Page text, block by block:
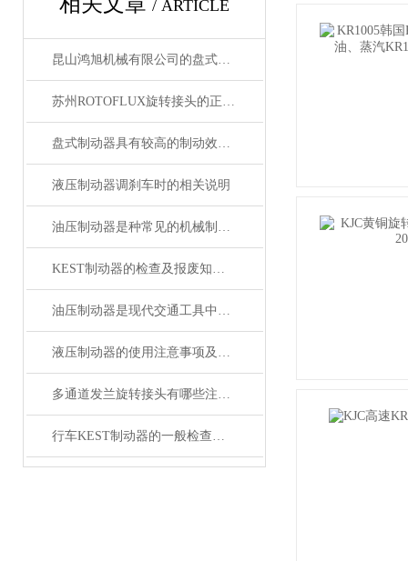
/ ARTICLE
昆山鸿旭机械有限公司的盘式制动技术获得国家相关Z利认证
苏州ROTOFLUX旋转接头的正确维护与更换
盘式制动器具有较高的制动效果和稳定性
液压制动器调刹车时的相关说明
油压制动器是种常见的机械制动装置
KEST制动器的检查及报废知识分享
油压制动器是现代交通工具中常见的制动系统
液压制动器的使用注意事项及日常维护方法
多通道发兰旋转接头有哪些注意事项
行车KEST制动器的一般检查你会做了吗？